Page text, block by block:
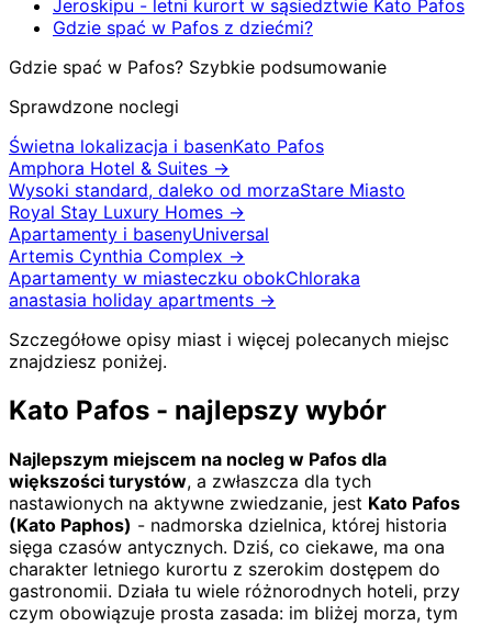
Jeroskipu - letni kurort w sąsiedztwie Kato Pafos
Gdzie spać w Pafos z dziećmi?
Gdzie spać w Pafos? Szybkie podsumowanie
Sprawdzone noclegi
Świetna lokalizacja i basenKato Pafos
Amphora Hotel & Suites →
Wysoki standard, daleko od morzaStare Miasto
Royal Stay Luxury Homes →
Apartamenty i basenyUniversal
Artemis Cynthia Complex →
Apartamenty w miasteczku obokChloraka
anastasia holiday apartments →
Szczegółowe opisy miast i więcej polecanych miejsc
znajdziesz poniżej.
Kato Pafos - najlepszy wybór
Najlepszym miejscem na nocleg w Pafos dla
większości turystów, a zwłaszcza dla tych
nastawionych na aktywne zwiedzanie, jest Kato Pafos
(Kato Paphos) - nadmorska dzielnica, której historia
sięga czasów antycznych. Dziś, co ciekawe, ma ona
charakter letniego kurortu z szerokim dostępem do
gastronomii. Działa tu wiele różnorodnych hoteli, przy
czym obowiązuje prosta zasada: im bliżej morza, tym